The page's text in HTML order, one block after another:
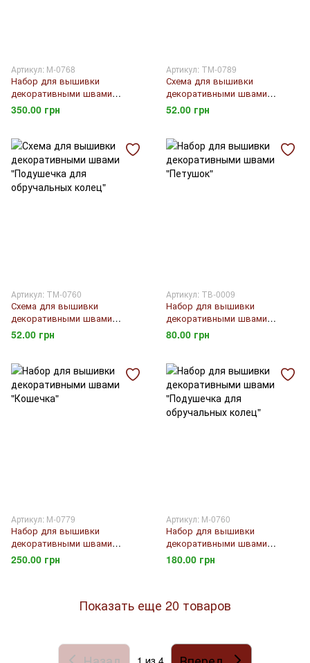
Артикул: М-0768
Набор для вышивки
декоративными швами
"Подушка "Жираф"
350.00 грн
Артикул: ТМ-0789
Схема для вышивки
декоративными швами
"Подушечка для обручальных
колец"
52.00 грн
Артикул: ТМ-0760
Схема для вышивки
декоративными швами
"Подушечка для обручальных
колец"
52.00 грн
Артикул: ТВ-0009
Набор для вышивки
декоративными швами
"Петушок"
80.00 грн
Артикул: М-0779
Набор для вышивки
декоративными швами
"Кошечка"
250.00 грн
Артикул: М-0760
Набор для вышивки
декоративными швами
"Подушечка для обручальных
колец"
180.00 грн
Показать еще 20 товаров
1 из 4